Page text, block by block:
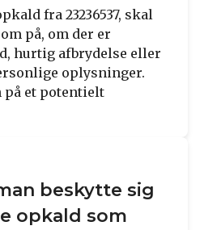
fra 23236537, skal
på, om der er
hurtig afbrydelse eller
oplysninger.
på et potentielt
beskytte sig
opkald som